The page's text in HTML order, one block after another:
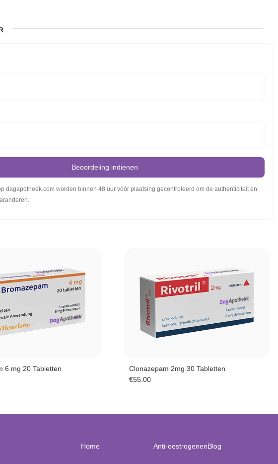
Beoordeling indienen
dagapotheek.com worden binnen 48 uur vóór plaatsing gecontroleerd om de authenticiteit en
6 mg 20 Tabletten
Clonazepam 2mg 30 Tabletten
€55.00
Home Anti-oestrogenenBlog